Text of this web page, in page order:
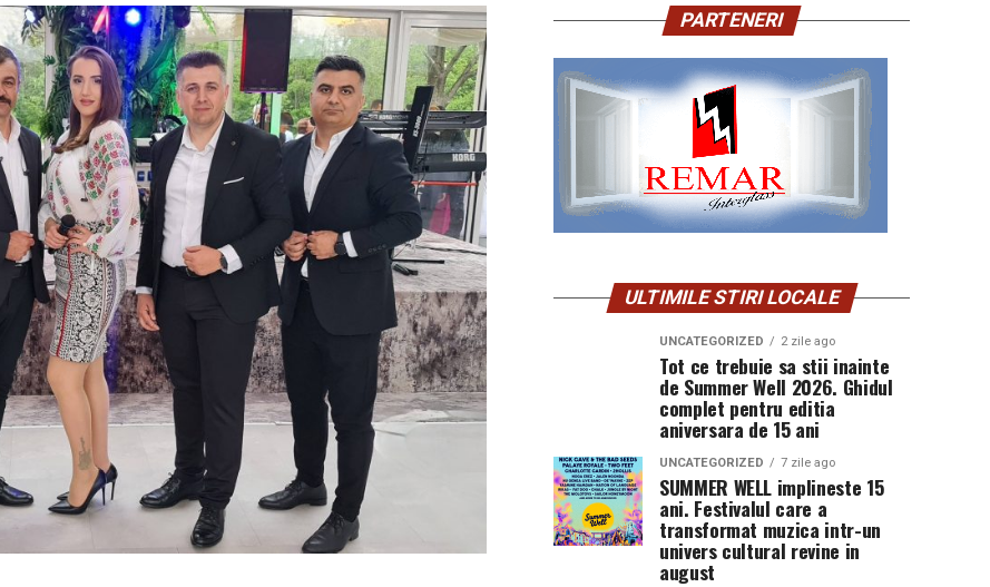
PARTENERI
ULTIMILE STIRI LOCALE
UNCATEGORIZED 2 zile ago
Tot ce trebuie sa stii inainte
de Summer Well 2026. Ghidul
complet pentru editia
aniversara de 15 ani
UNCATEGORIZED 7 zile ago
SUMMER WELL implineste 15
ani. Festivalul care a
transformat muzica intr-un
univers cultural revine in
august